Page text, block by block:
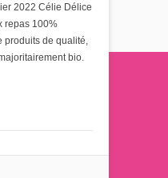
2022 Célie Délice
repas 100%
produits de qualité,
bio.